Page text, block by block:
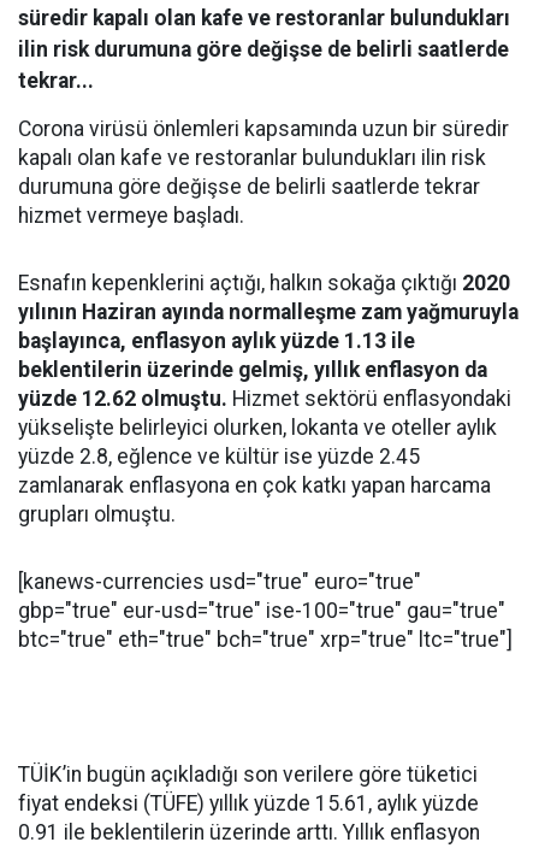
süredir kapalı olan kafe ve restoranlar bulundukları
ilin risk durumuna göre değişse de belirli saatlerde
tekrar...
Corona virüsü önlemleri kapsamında uzun bir süredir
kapalı olan kafe ve restoranlar bulundukları ilin risk
durumuna göre değişse de belirli saatlerde tekrar
hizmet vermeye başladı.
Esnafın kepenklerini açtığı, halkın sokağa çıktığı 2020
yılının Haziran ayında normalleşme zam yağmuruyla
başlayınca, enflasyon aylık yüzde 1.13 ile
beklentilerin üzerinde gelmiş, yıllık enflasyon da
yüzde 12.62 olmuştu. Hizmet sektörü enflasyondaki
yükselişte belirleyici olurken, lokanta ve oteller aylık
yüzde 2.8, eğlence ve kültür ise yüzde 2.45
zamlanarak enflasyona en çok katkı yapan harcama
grupları olmuştu.
[kanews-currencies usd="true" euro="true"
gbp="true" eur-usd="true" ise-100="true" gau="true"
btc="true" eth="true" bch="true" xrp="true" ltc="true"]
TÜİK’in bugün açıkladığı son verilere göre tüketici
fiyat endeksi (TÜFE) yıllık yüzde 15.61, aylık yüzde
0.91 ile beklentilerin üzerinde arttı. Yıllık enflasyon